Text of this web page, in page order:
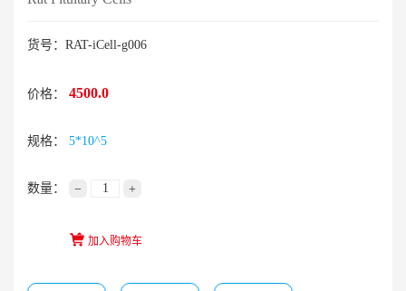
货号：RAT-iCell-g006
价格： 4500.0
规格： 5*10^5
数量： − +
加入购物车